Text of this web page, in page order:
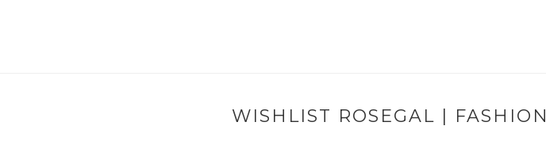
WISHLIST ROSEGAL | FASHION